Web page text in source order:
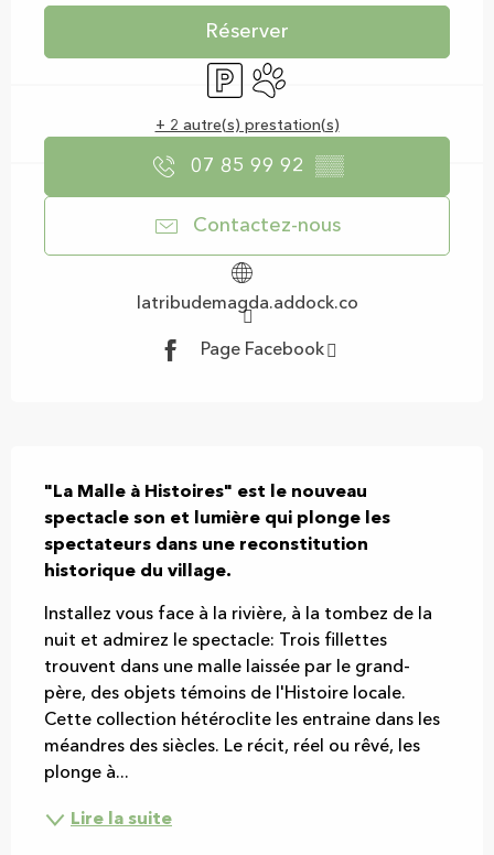
Réserver
ParkingAnimaux acceptés
+ 2 autre(s) prestation(s)
07 85 99 92 ▒▒
Contactez-nous
latribudemagda.addock.co
Page Facebook
"La Malle à Histoires" est le nouveau
spectacle son et lumière qui plonge les
spectateurs dans une reconstitution
historique du village.
Installez vous face à la rivière, à la tombez de la
nuit et admirez le spectacle: Trois fillettes
trouvent dans une malle laissée par le grand-
père, des objets témoins de l'Histoire locale.
Cette collection hétéroclite les entraine dans les
méandres des siècles. Le récit, réel ou rêvé, les
plonge à...
Lire la suite